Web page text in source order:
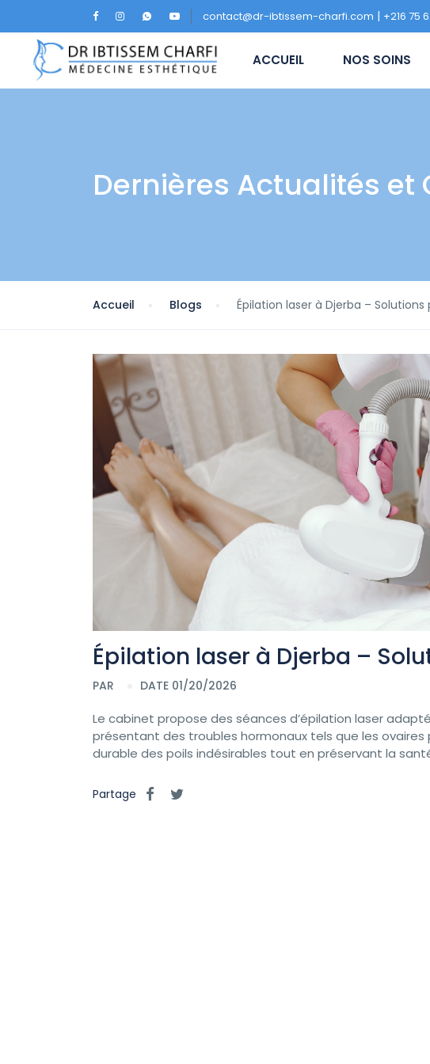
contact@dr-ibtissem-charfi.com | +216 75
ACCUEIL NOS SOINS
Dernières Actualités et
Accueil Blogs Épilation laser à Djerba –
Épilation laser à Djerba –
PAR DATE 01/20/2026
Le cabinet propose des séances d’épilation laser
présentant des troubles hormonaux tels que les
durable des poils indésirables tout en préservant la
Partage